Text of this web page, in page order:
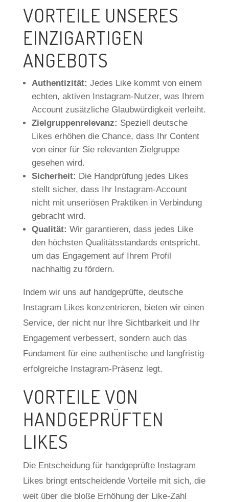
VORTEILE UNSERES
EINZIGARTIGEN
ANGEBOTS
Authentizität: Jedes Like kommt von einem
echten, aktiven Instagram-Nutzer, was Ihrem
Account zusätzliche Glaubwürdigkeit verleiht.
Zielgruppenrelevanz: Speziell deutsche
Likes erhöhen die Chance, dass Ihr Content
von einer für Sie relevanten Zielgruppe
gesehen wird.
Sicherheit: Die Handprüfung jedes Likes
stellt sicher, dass Ihr Instagram-Account
nicht mit unseriösen Praktiken in Verbindung
gebracht wird.
Qualität: Wir garantieren, dass jedes Like
den höchsten Qualitätsstandards entspricht,
um das Engagement auf Ihrem Profil
nachhaltig zu fördern.
Indem wir uns auf handgeprüfte, deutsche
Instagram Likes konzentrieren, bieten wir einen
Service, der nicht nur Ihre Sichtbarkeit und Ihr
Engagement verbessert, sondern auch das
Fundament für eine authentische und langfristig
erfolgreiche Instagram-Präsenz legt.
VORTEILE VON
HANDGEPRÜFTEN
LIKES
Die Entscheidung für handgeprüfte Instagram
Likes bringt entscheidende Vorteile mit sich, die
weit über die bloße Erhöhung der Like-Zahl